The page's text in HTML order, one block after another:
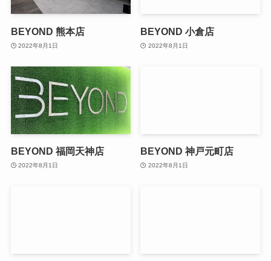
BEYOND 熊本店
2022年8月1日
BEYOND 小倉店
2022年8月1日
BEYOND 福岡天神店
2022年8月1日
BEYOND 神戸元町店
2022年8月1日